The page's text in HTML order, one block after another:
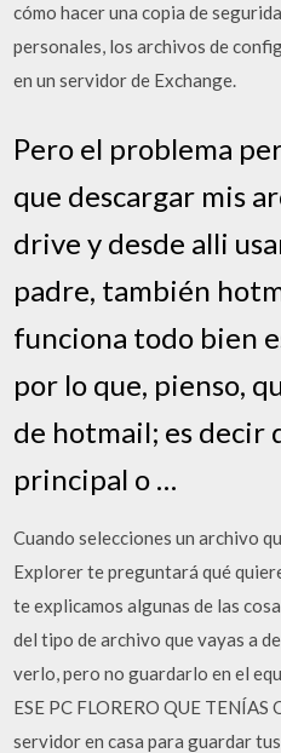
cómo hacer una copia de
personales, los archivos de
en un servidor de Exchange.
Pero el problema
que descargar mis
drive y desde alli
padre, también
funciona todo bien
por lo que, pienso,
de hotmail; es decir
principal o …
Cuando selecciones un archivo
Explorer te preguntará qué
te explicamos algunas de las
del tipo de archivo que vayas a
verlo, pero no guardarlo en el
ESE PC FLORERO QUE
servidor en casa para guardar